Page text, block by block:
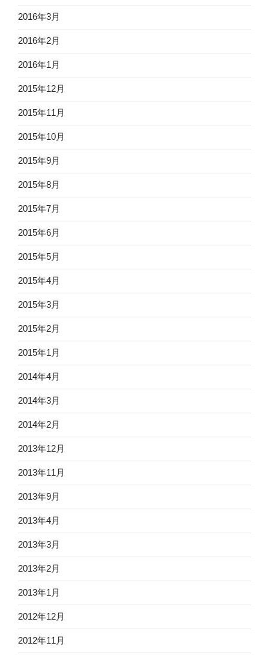
2016年3月
2016年2月
2016年1月
2015年12月
2015年11月
2015年10月
2015年9月
2015年8月
2015年7月
2015年6月
2015年5月
2015年4月
2015年3月
2015年2月
2015年1月
2014年4月
2014年3月
2014年2月
2013年12月
2013年11月
2013年9月
2013年4月
2013年3月
2013年2月
2013年1月
2012年12月
2012年11月